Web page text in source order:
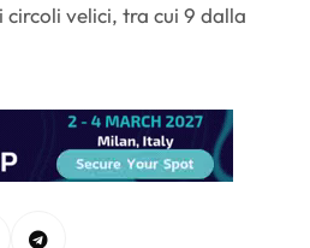
velici, tra cui 9 dalla